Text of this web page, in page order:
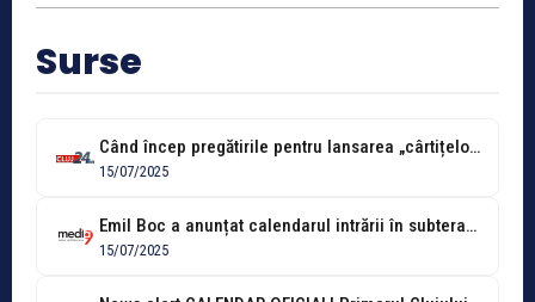
Surse
Când încep pregătirile pentru lansarea „cârtițelor” în subteran. Noul termen avansat de...
15/07/2025
Emil Boc a anunțat calendarul intrării în subteran a „cârtițelor” pentru metrou
15/07/2025